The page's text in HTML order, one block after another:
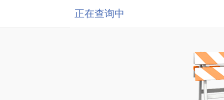
正在查询中